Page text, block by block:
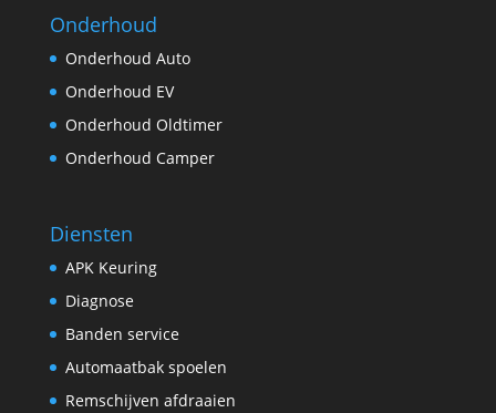
Onderhoud
Onderhoud Auto
Onderhoud EV
Onderhoud Oldtimer
Onderhoud Camper
Diensten
APK Keuring
Diagnose
Banden service
Automaatbak spoelen
Remschijven afdraaien